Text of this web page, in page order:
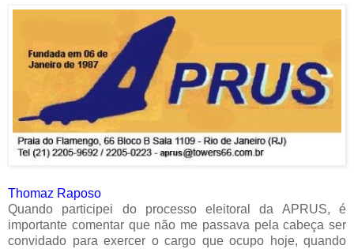
Thomaz Raposo
Quando participei do processo eleitoral da APRUS, é
importante comentar que não me passava pela cabeça ser
convidado para exercer o cargo que ocupo hoje, quando